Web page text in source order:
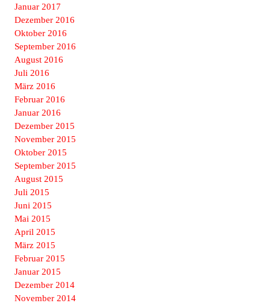
Januar 2017
Dezember 2016
Oktober 2016
September 2016
August 2016
Juli 2016
März 2016
Februar 2016
Januar 2016
Dezember 2015
November 2015
Oktober 2015
September 2015
August 2015
Juli 2015
Juni 2015
Mai 2015
April 2015
März 2015
Februar 2015
Januar 2015
Dezember 2014
November 2014